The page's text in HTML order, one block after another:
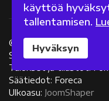
©
2026 Fanisivut.net
Sisältötuotanto: Jarkko
Tulokset ja tilastot:
Säätiedot: Foreca
Ulkoasu: JoomShaper
käyttöä
tallentamisen.
Hyväksyn